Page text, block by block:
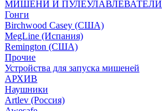
МИШЕНИ И ПУЛЕУЛАВЛЕВАТЕЛИ
Гонги
Birchwood Casey (США)
MegLine (Испания)
Remington (США)
Прочие
Устройства для запуска мишеней
АРХИВ
Наушники
Artlev (Россия)